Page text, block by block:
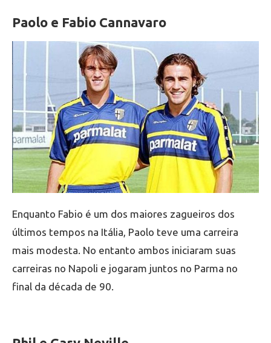
Paolo e Fabio Cannavaro
Enquanto Fabio é um dos maiores zagueiros dos
últimos tempos na Itália, Paolo teve uma carreira
mais modesta. No entanto ambos iniciaram suas
carreiras no Napoli e jogaram juntos no Parma no
final da década de 90.